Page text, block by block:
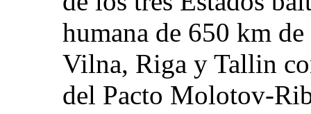
humana de 650 km
Vilna, Riga y Tallin
del Pacto Molotov-